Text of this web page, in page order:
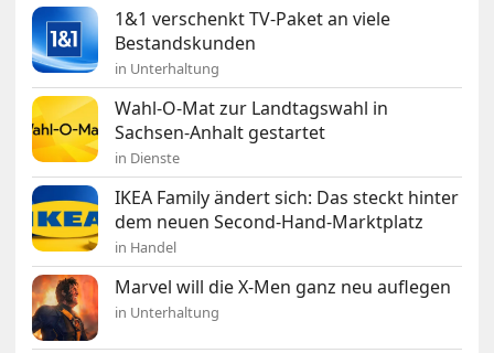
1&1 verschenkt TV-Paket an viele
Bestandskunden
in Unterhaltung
Wahl-O-Mat zur Landtagswahl in
Sachsen-Anhalt gestartet
in Dienste
IKEA Family ändert sich: Das steckt hinter
dem neuen Second-Hand-Marktplatz
in Handel
Marvel will die X-Men ganz neu auflegen
in Unterhaltung